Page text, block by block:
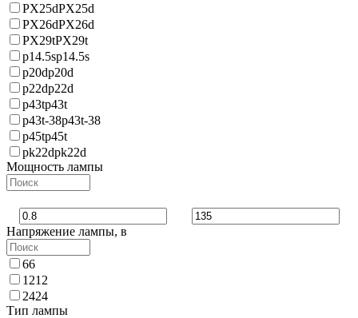
PX25dPX25d
PX26dPX26d
PX29tPX29t
p14.5sp14.5s
p20dp20d
p22dp22d
p43tp43t
p43t-38p43t-38
p45tp45t
pk22dpk22d
Мощность лампы
Напряжение лампы, в
66
1212
2424
Тип лампы